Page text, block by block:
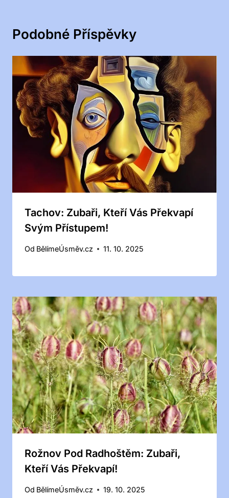
Podobné Příspěvky
Tachov: Zubaři, Kteří Vás Překvapí
Svým Přístupem!
Od BělímeÚsměv.cz 11. 10. 2025
Rožnov Pod Radhoštěm: Zubaři,
Kteří Vás Překvapí!
Od BělímeÚsměv.cz 19. 10. 2025